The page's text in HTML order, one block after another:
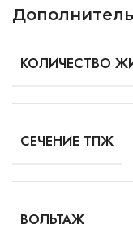
КОЛИЧЕСТВО
СЕЧЕНИЕ ТПЖ
ВОЛЬТАЖ